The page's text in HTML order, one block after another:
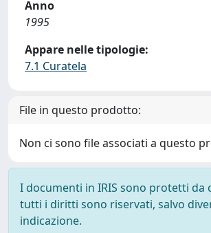
Anno
1995
Appare nelle tipologie:
7.1 Curatela
File in questo prodotto:
Non ci sono file associati a questo
I documenti in IRIS sono protetti da
tutti i diritti sono riservati, salvo
indicazione.